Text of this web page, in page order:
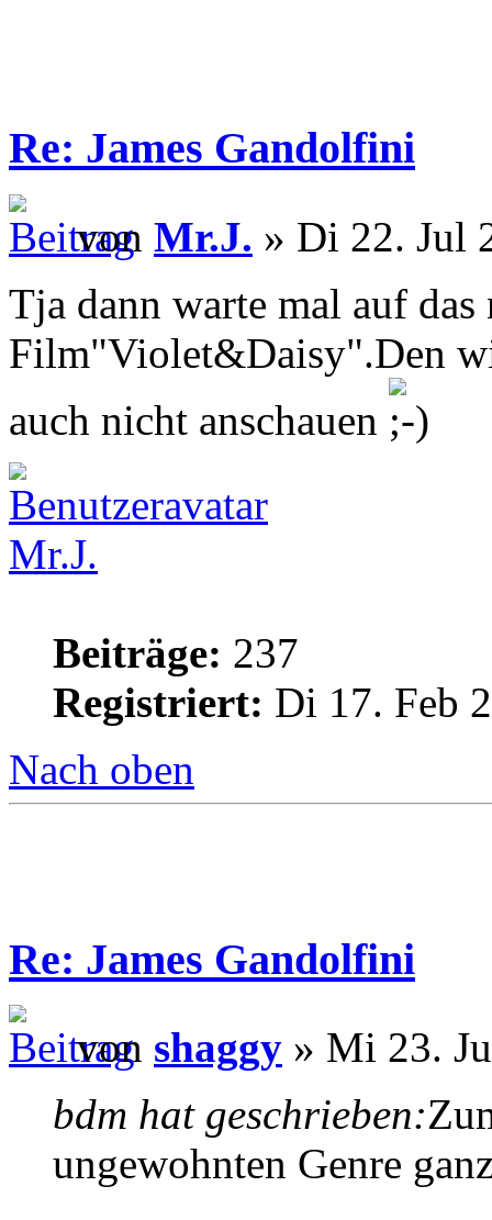
Re: James Gandolfini
von Mr.J. » Di 22. Jul
Tja dann warte mal auf
Film"Violet&Daisy".Den
auch nicht anschauen
Mr.J.
Beiträge: 237
Registriert: Di 17. Feb
Nach oben
Re: James Gandolfini
von shaggy » Mi 23.
bdm hat geschrieben:
ungewohnten Genre